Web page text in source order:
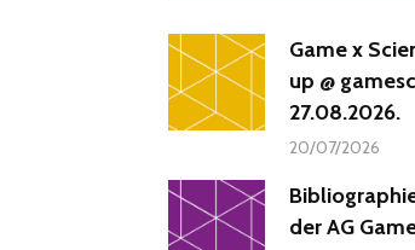
Game x
up @
27.08.2026.
20/07/2026
der AG